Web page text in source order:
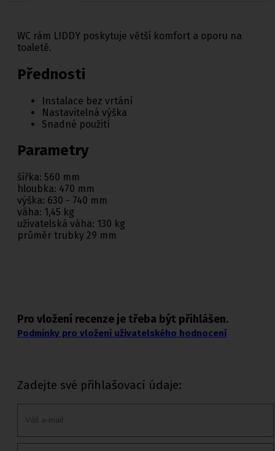
WC rám LIDDY poskytuje větší komfort a oporu na
toaletě.
Přednosti
Instalace bez vrtání
Nastavitelná výška
Snadné použití
Parametry
šířka: 560 mm
hloubka: 470 mm
výška: 630 - 740 mm
váha: 1,45 kg
uživatelská váha: 130 kg
průměr trubky 29 mm
Pro vložení recenze je třeba být přihlášen.
Podmínky pro vložení uživatelského hodnocení
Zadejte své přihlašovací údaje: